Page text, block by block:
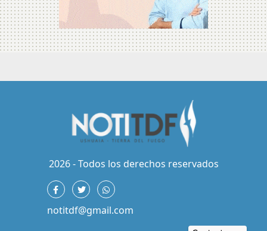
2026 - Todos los derechos reservados
notitdf@gmail.com